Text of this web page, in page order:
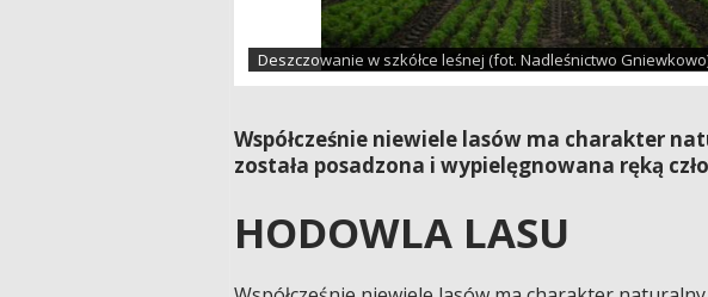
Deszczowanie w szkółce leśnej (fot. Nadleśnictwo
Współcześnie niewiele lasów ma charakter
została posadzona i wypielęgnowana ręką
HODOWLA LASU